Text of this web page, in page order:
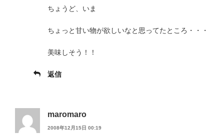
ちょうど、いま
ちょっと甘い物が欲しいなと思ってたところ・・・
美味しそう！！
返信
maromaro
2008年12月15日 00:19